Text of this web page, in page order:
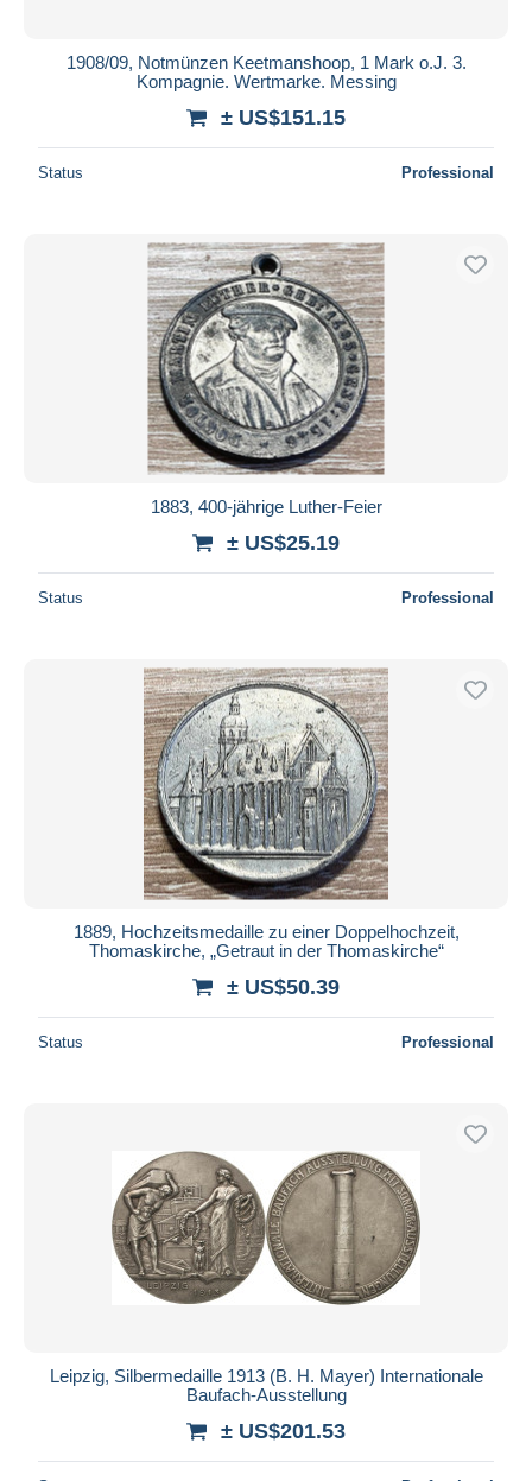
1908/09, Notmünzen Keetmanshoop, 1 Mark o.J. 3.
Kompagnie. Wertmarke. Messing
± US$151.15
Status Professional
1883, 400-jährige Luther-Feier
± US$25.19
Status Professional
1889, Hochzeitsmedaille zu einer Doppelhochzeit,
Thomaskirche, „Getraut in der Thomaskirche“
± US$50.39
Status Professional
Leipzig, Silbermedaille 1913 (B. H. Mayer) Internationale
Baufach-Ausstellung
± US$201.53